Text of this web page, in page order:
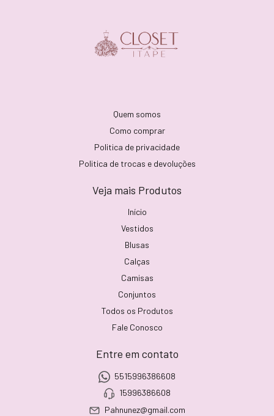
Quem somos
Como comprar
Politica de privacidade
Politica de trocas e devoluções
Veja mais Produtos
Início
Vestidos
Blusas
Calças
Camisas
Conjuntos
Todos os Produtos
Fale Conosco
Entre em contato
5515996386608
15996386608
Pahnunez@gmail.com